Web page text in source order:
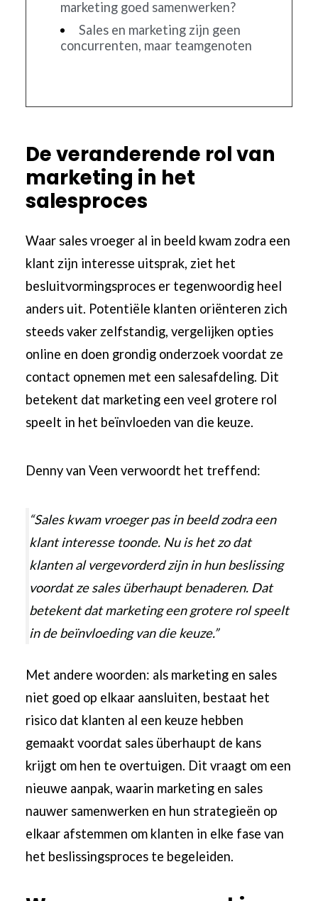
marketing goed samenwerken?
Sales en marketing zijn geen
concurrenten, maar teamgenoten
De veranderende rol van
marketing in het
salesproces
Waar sales vroeger al in beeld kwam zodra een
klant zijn interesse uitsprak, ziet het
besluitvormingsproces er tegenwoordig heel
anders uit. Potentiële klanten oriënteren zich
steeds vaker zelfstandig, vergelijken opties
online en doen grondig onderzoek voordat ze
contact opnemen met een salesafdeling. Dit
betekent dat marketing een veel grotere rol
speelt in het beïnvloeden van die keuze.
Denny van Veen verwoordt het treffend:
“Sales kwam vroeger pas in beeld zodra een
klant interesse toonde. Nu is het zo dat
klanten al vergevorderd zijn in hun beslissing
voordat ze sales überhaupt benaderen. Dat
betekent dat marketing een grotere rol speelt
in de beïnvloeding van die keuze.”
Met andere woorden: als marketing en sales
niet goed op elkaar aansluiten, bestaat het
risico dat klanten al een keuze hebben
gemaakt voordat sales überhaupt de kans
krijgt om hen te overtuigen. Dit vraagt om een
nieuwe aanpak, waarin marketing en sales
nauwer samenwerken en hun strategieën op
elkaar afstemmen om klanten in elke fase van
het beslissingsproces te begeleiden.